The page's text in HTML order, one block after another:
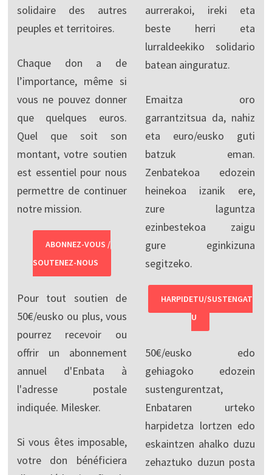
solidaire des autres
peuples et territoires.
Chaque don a de
l’importance, même si
vous ne pouvez donner
que quelques euros.
Quel que soit son
montant, votre soutien
est essentiel pour nous
permettre de continuer
notre mission.
ABONNEZ-VOUS /
SOUTENEZ-NOUS
Pour tout soutien de
50€/eusko ou plus, vous
pourrez recevoir ou
offrir un abonnement
annuel d'Enbata à
l'adresse postale
indiquée. Milesker.
Si vous êtes imposable,
votre don bénéficiera
aurrerakoi, ireki eta
beste herri eta
lurraldeekiko solidario
batean ainguratuz.
Emaitza oro
garrantzitsua da, nahiz
eta euro/eusko guti
batzuk eman.
Zenbatekoa edozein
heinekoa izanik ere,
zure laguntza
ezinbestekoa zaigu
gure eginkizuna
segitzeko.
HARPIDETU/SUSTENGAT
U
50€/eusko edo
gehiagoko edozein
sustengurentzat,
Enbataren urteko
harpidetza lortzen edo
eskaintzen ahalko duzu
zehaztuko duzun posta